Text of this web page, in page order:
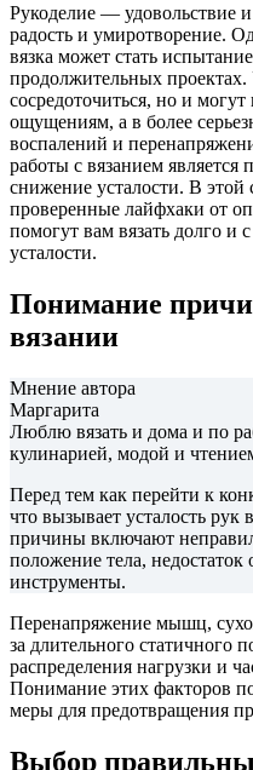
Рукоделие — удовольствие
радость и умиротворение.
вязка может стать
продолжительных
сосредоточиться, но и
ощущениям, а в более
воспалений и
работы с вязанием
снижение усталости. В этой
проверенные лайфхаки от
помогут вам вязать долго и
усталости.
Понимание
вязании
Мнение автора
Маргарита
Люблю вязать и дома и по
кулинарией, модой и
Перед тем как перейти к
что вызывает усталость
причины включают
положение тела,
инструменты.
Перенапряжение мышц,
за длительного статичного
распределения нагрузки и
Понимание этих факторов
меры для предотвращения
Выбор